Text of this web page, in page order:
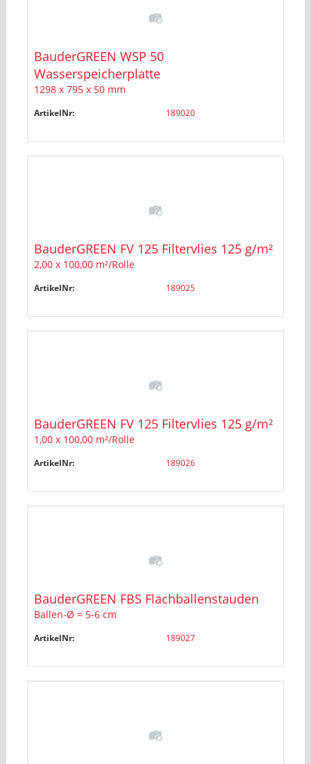
BauderGREEN WSP 50
Wasserspeicherplatte
1298 x 795 x 50 mm
ArtikelNr: 189020
BauderGREEN FV 125 Filtervlies 125 g/m²
2,00 x 100,00 m²/Rolle
ArtikelNr: 189025
BauderGREEN FV 125 Filtervlies 125 g/m²
1,00 x 100,00 m²/Rolle
ArtikelNr: 189026
BauderGREEN FBS Flachballenstauden
Ballen-Ø = 5-6 cm
ArtikelNr: 189027